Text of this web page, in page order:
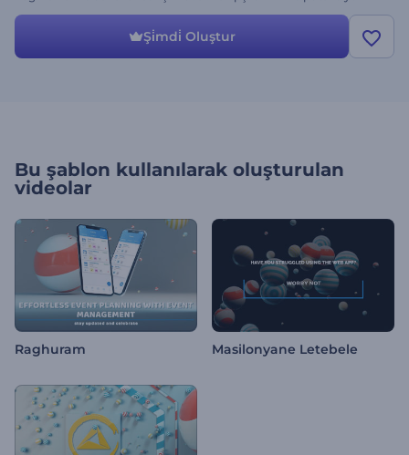
müşterilerinizi profesyonel ve çarpıcı bir mobil aplikasyon tanıtımı
ile etkileyin. Hemen şimdi deneyin!
Şi̇mdi̇ Oluştur
Bu şablon kullanılarak oluşturulan
videolar
Raghuram Masilonyane Letebele